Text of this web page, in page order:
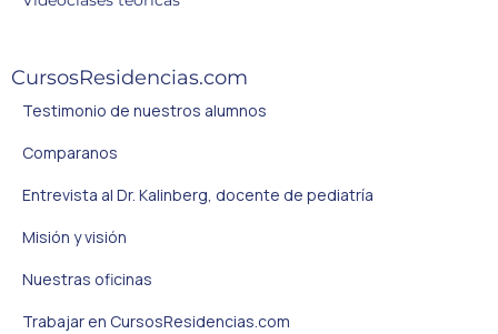
CursosResidencias.com
Testimonio de nuestros alumnos
Comparanos
Entrevista al Dr. Kalinberg, docente de pediatría
Misión y visión
Nuestras oficinas
Trabajar en CursosResidencias.com